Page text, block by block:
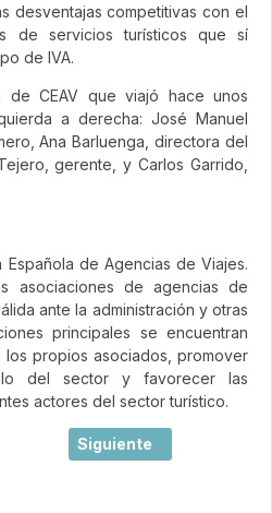
desventajas competitivas con el
de servicios turísticos que sí
de IVA.
de CEAV que viajó hace unos
a derecha: José Manuel
Ana Barluenga, directora del
gerente, y Carlos Garrido,
Española de Agencias de Viajes.
asociaciones de agencias de
ante la administración y otras
principales se encuentran
propios asociados, promover
del sector y favorecer las
actores del sector turístico.
de los precios y los costes,
Artículo siguiente: Sube
Siguiente